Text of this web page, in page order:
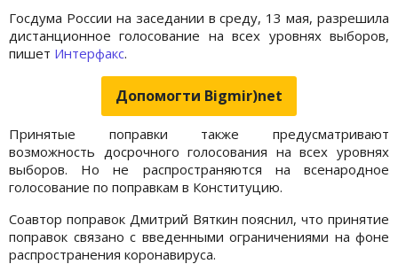
Госдума России на заседании в среду, 13 мая, разрешила
дистанционное голосование на всех уровнях выборов,
пишет Интерфакс.
Допомогти Bigmir)net
Принятые поправки также предусматривают
возможность досрочного голосования на всех уровнях
выборов. Но не распространяются на всенародное
голосование по поправкам в Конституцию.
Соавтор поправок Дмитрий Вяткин пояснил, что принятие
поправок связано с введенными ограничениями на фоне
распространения коронавируса.